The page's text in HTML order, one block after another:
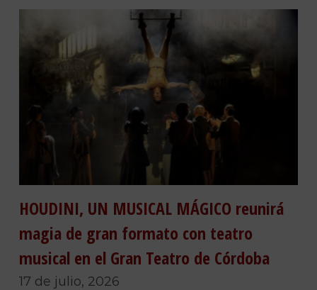
HOUDINI, UN MUSICAL MÁGICO reunirá
magia de gran formato con teatro
musical en el Gran Teatro de Córdoba
17 de julio, 2026